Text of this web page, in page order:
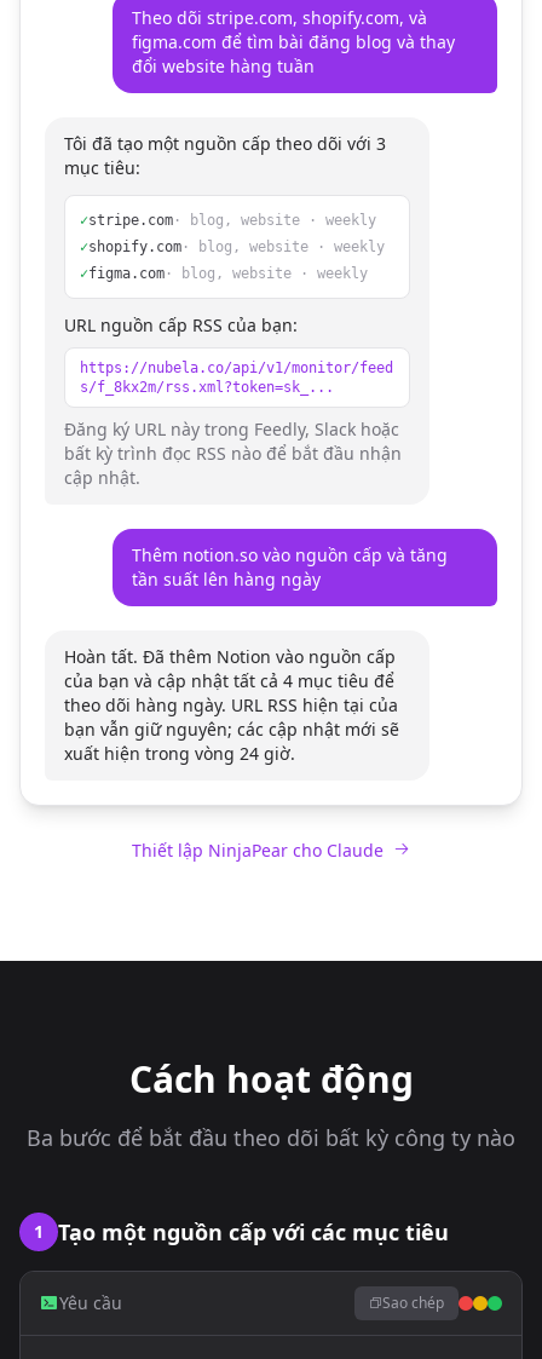
Theo dõi stripe.com, shopify.com, và
figma.com để tìm bài đăng blog và thay
đổi website hàng tuần
Tôi đã tạo một nguồn cấp theo dõi với 3
mục tiêu:
✓stripe.com · blog, website · weekly
✓shopify.com · blog, website · weekly
✓figma.com · blog, website · weekly
URL nguồn cấp RSS của bạn:
https://nubela.co/api/v1/monitor/feed
s/f_8kx2m/rss.xml?token=sk_...
Đăng ký URL này trong Feedly, Slack hoặc
bất kỳ trình đọc RSS nào để bắt đầu nhận
cập nhật.
Thêm notion.so vào nguồn cấp và tăng
tần suất lên hàng ngày
Hoàn tất. Đã thêm Notion vào nguồn cấp
của bạn và cập nhật tất cả 4 mục tiêu để
theo dõi hàng ngày. URL RSS hiện tại của
bạn vẫn giữ nguyên; các cập nhật mới sẽ
xuất hiện trong vòng 24 giờ.
Thiết lập NinjaPear cho Claude
Cách hoạt động
Ba bước để bắt đầu theo dõi bất kỳ công ty nào
1 Tạo một nguồn cấp với các mục tiêu
Yêu cầu Sao chép